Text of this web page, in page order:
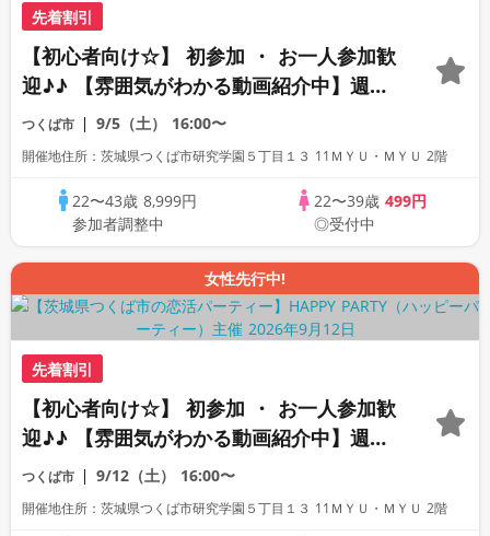
先着割引
【初心者向け☆】 初参加 ・ お一人参加歓
迎♪♪ 【雰囲気がわかる動画紹介中】週末
プレミアム街コン
つくば市 9/5（土） 16:00〜
開催地住所：茨城県つくば市研究学園５丁目１３ 11ＭＹＵ・ＭＹＵ 2階
22〜43歳 8,999円
参加者調整中
22〜39歳 499円
◎受付中
女性先行中!
先着割引
【初心者向け☆】 初参加 ・ お一人参加歓
迎♪♪ 【雰囲気がわかる動画紹介中】週末
プレミアム街コン
つくば市 9/12（土） 16:00〜
開催地住所：茨城県つくば市研究学園５丁目１３ 11ＭＹＵ・ＭＹＵ 2階